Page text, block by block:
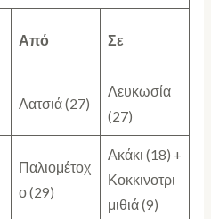
Από Σε
Λατσιά (27)
Λευκωσία
(27)
Παλιομέτοχ
ο (29)
Ακάκι (18) +
Κοκκινοτρι
μιθιά (9)